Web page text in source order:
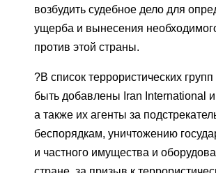
возбудить судебное дело для
ущерба и вынесения
против этой страны.
?В список террористических
быть добавлены Iran International
а также их агенты за
беспорядкам, уничтожению
и частного имущества и